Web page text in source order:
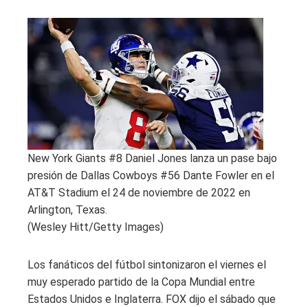
New York Giants #8 Daniel Jones lanza un pase bajo
presión de Dallas Cowboys #56 Dante Fowler en el
AT&T Stadium el 24 de noviembre de 2022 en
Arlington, Texas.
(Wesley Hitt/Getty Images)
Los fanáticos del fútbol sintonizaron el viernes el
muy esperado partido de la Copa Mundial entre
Estados Unidos e Inglaterra. FOX dijo el sábado que